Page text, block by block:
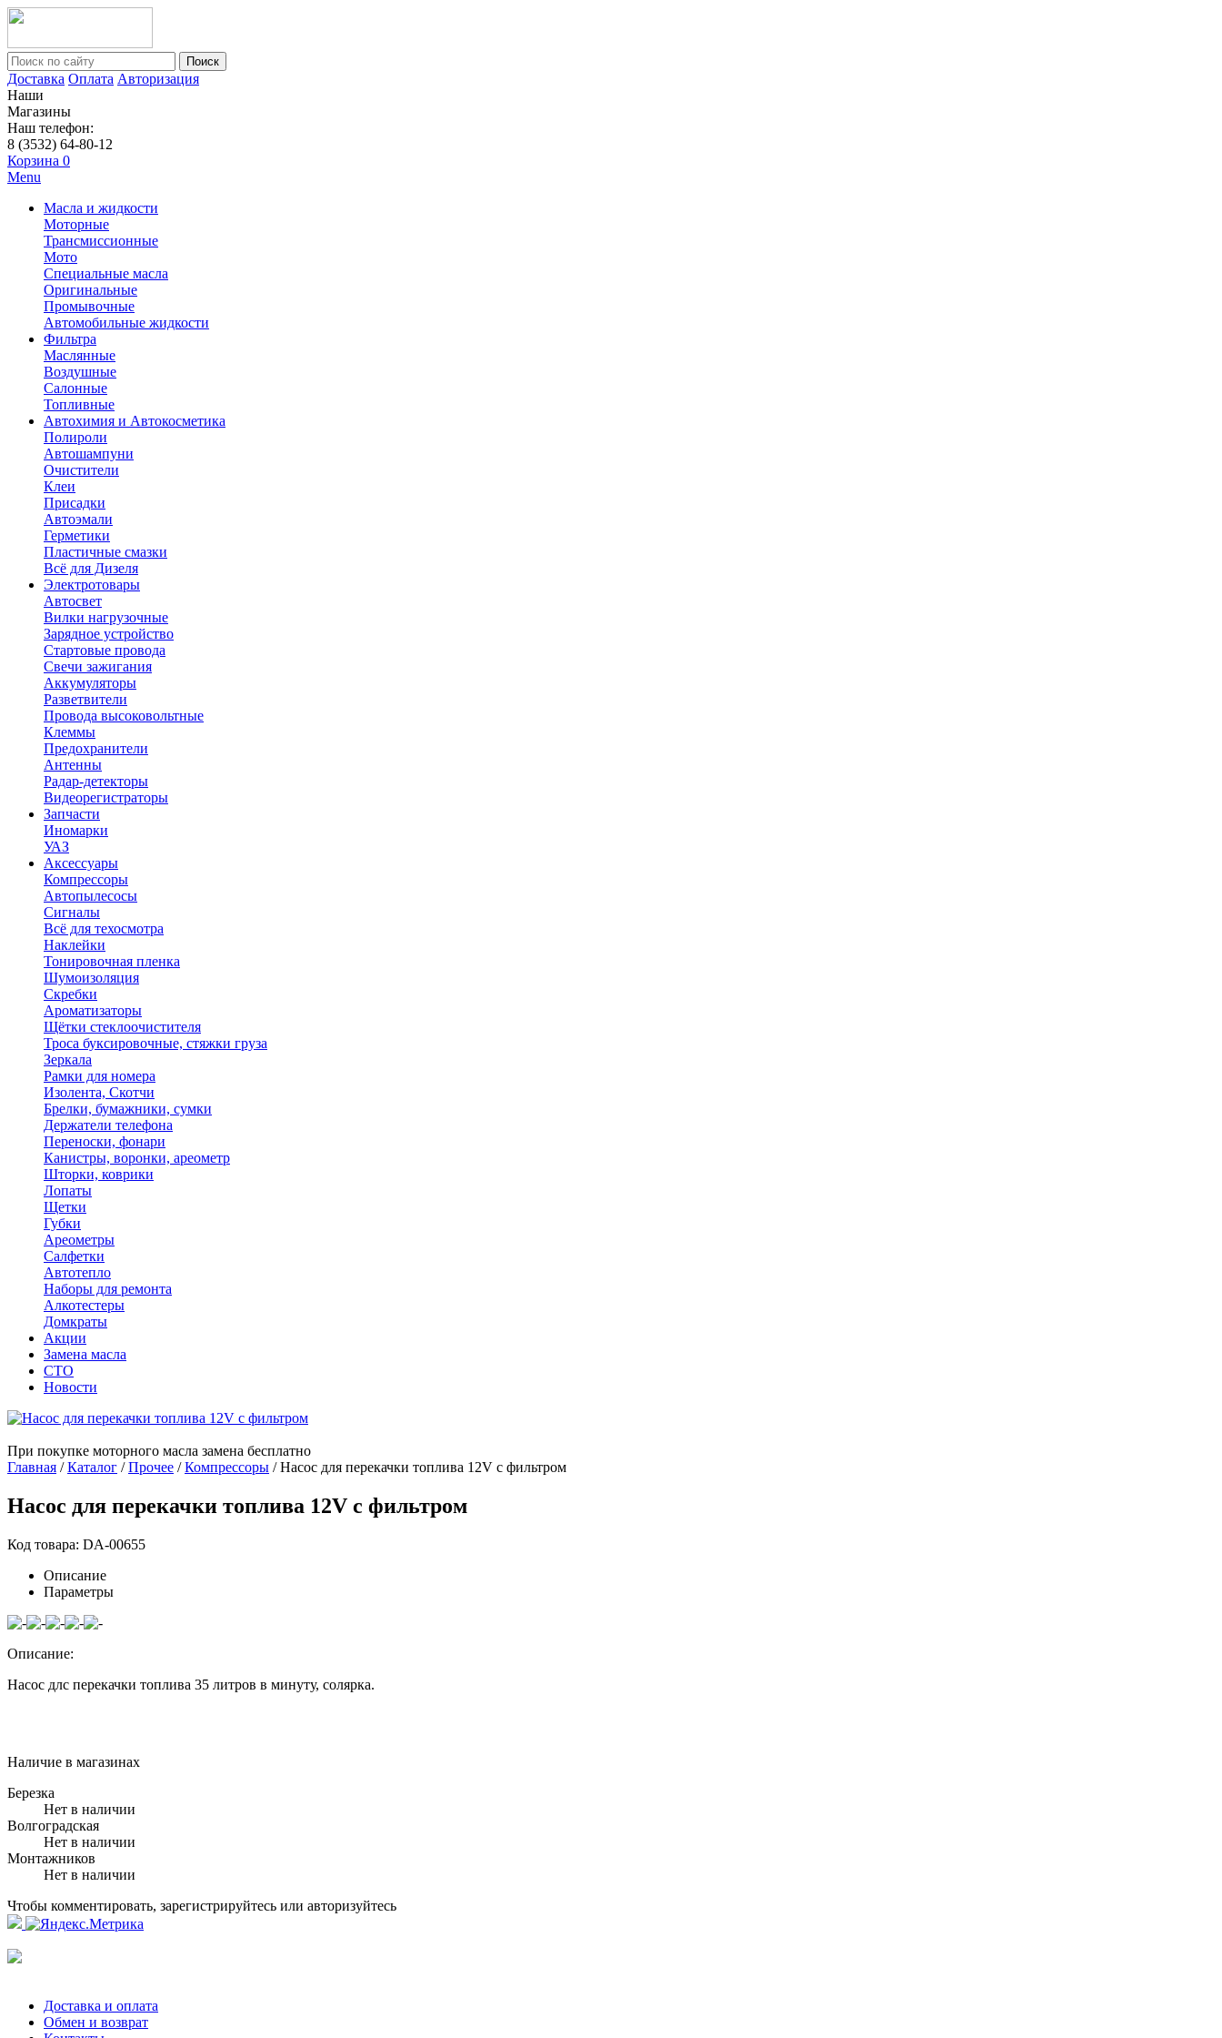
Поиск
Доставка Оплата Авторизация
Наши
Магазины
Наш телефон:
8 (3532) 64-80-12
Корзина 0
Menu
Масла и жидкости
Моторные
Трансмиссионные
Мото
Специальные масла
Оригинальные
Промывочные
Автомобильные жидкости
Фильтра
Маслянные
Воздушные
Салонные
Топливные
Автохимия и Автокосметика
Полироли
Автошампуни
Очистители
Клеи
Присадки
Автоэмали
Герметики
Пластичные смазки
Всё для Дизеля
Электротовары
Автосвет
Вилки нагрузочные
Зарядное устройство
Стартовые провода
Свечи зажигания
Аккумуляторы
Разветвители
Провода высоковольтные
Клеммы
Предохранители
Антенны
Радар-детекторы
Видеорегистраторы
Запчасти
Иномарки
УАЗ
Аксесcуары
Компрессоры
Автопылесосы
Сигналы
Всё для техосмотра
Наклейки
Тонировочная пленка
Шумоизоляция
Скребки
Ароматизаторы
Щётки стеклоочистителя
Троса буксировочные, стяжки груза
Зеркала
Рамки для номера
Изолента, Скотчи
Брелки, бумажники, сумки
Держатели телефона
Переноски, фонари
Канистры, воронки, ареометр
Шторки, коврики
Лопаты
Щетки
Губки
Ареометры
Салфетки
Автотепло
Наборы для ремонта
Алкотестеры
Домкраты
Акции
Замена масла
СТО
Новости
При покупке моторного масла замена бесплатно
Главная /Каталог /Прочее /Компрессоры /Насос для перекачки топлива 12V c фильтром
Насос для перекачки топлива 12V c фильтром
Код товара: DA-00655
Описание
Параметры
Описание:
Насос длс перекачки топлива 35 литров в минуту, солярка.
Наличие в магазинах
Березка
Нет в наличии
Волгоградская
Нет в наличии
Монтажников
Нет в наличии
Чтобы комментировать, зарегистрируйтесь или авторизуйтесь
Доставка и оплата
Обмен и возврат